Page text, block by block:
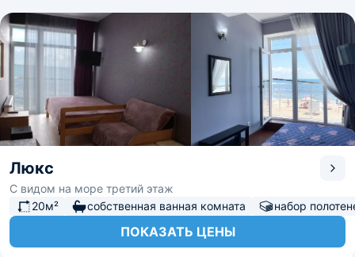
Люкс
С видом на море третий этаж
20м²
собственная ванная комната набор
ПОКАЗАТЬ ЦЕНЫ